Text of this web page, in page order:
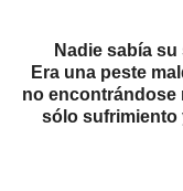
Nadie sabía
Era una peste
no encontrándose
sólo sufrimiento